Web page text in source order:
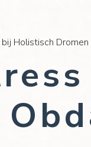
bij Holistisch Dromen